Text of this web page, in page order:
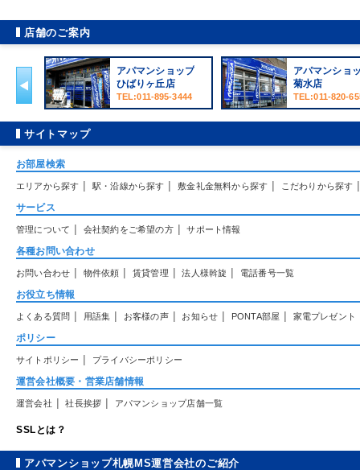
店舗のご案内
アパマンショップ
ひばりヶ丘店
TEL:011-895-3444
アパマンショ
菊水店
TEL:011-820-
サイトマップ
お部屋検索
エリアから探す | 駅・沿線から探す | 敷金礼金無料から探す | こだわりから探す |
サービス
管理について | 会社契約をご希望の方| サポート情報
各種お問い合わせ
お問い合わせ | 物件依頼 | 賃貸管理 | 法人様斡旋 | 電話番号一覧
お役立ち情報
よくある質問 | 用語集 | お客様の声| お知らせ | PONTA部屋 | 家電プレゼント
ポリシー
サイトポリシー | プライバシーポリシー
運営会社概要・営業店舗情報
運営会社 | 社長挨拶 | アパマンショップ店舗一覧
SSLとは？
アパマンショップ札幌MS運営会社のご紹介